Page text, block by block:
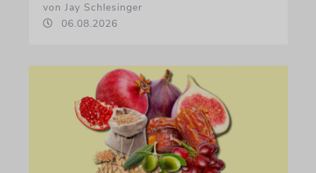
von Jay Schlesinger
06.08.2026